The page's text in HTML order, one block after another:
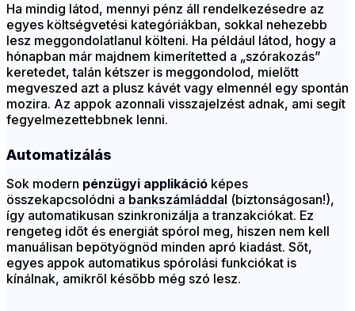
Ha mindig látod, mennyi pénz áll rendelkezésedre az
egyes költségvetési kategóriákban, sokkal nehezebb
lesz meggondolatlanul költeni. Ha például látod, hogy a
hónapban már majdnem kimerítetted a „szórakozás”
keretedet, talán kétszer is meggondolod, mielőtt
megveszed azt a plusz kávét vagy elmennél egy spontán
mozira. Az appok azonnali visszajelzést adnak, ami segít
fegyelmezettebbnek lenni.
Automatizálás
Sok modern pénzügyi applikáció képes
összekapcsolódni a bankszámláddal (biztonságosan!),
így automatikusan szinkronizálja a tranzakciókat. Ez
rengeteg időt és energiát spórol meg, hiszen nem kell
manuálisan bepötyögnöd minden apró kiadást. Sőt,
egyes appok automatikus spórolási funkciókat is
kínálnak, amikről később még szó lesz.